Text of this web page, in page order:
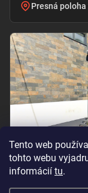
Tento web
tohto webu
informácií tu.
Presná
Vchod pri